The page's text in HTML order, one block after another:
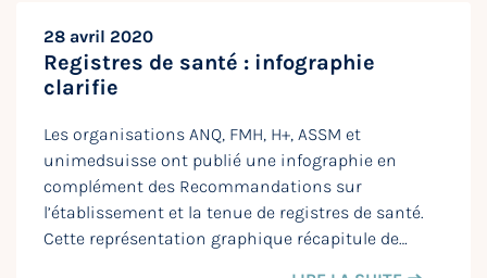
28 avril 2020
Registres de santé : infographie
clarifie
Les organisations ANQ, FMH, H+, ASSM et
unimedsuisse ont publié une infographie en
complément des Recommandations sur
l’établissement et la tenue de registres de santé.
Cette représentation graphique récapitule de…